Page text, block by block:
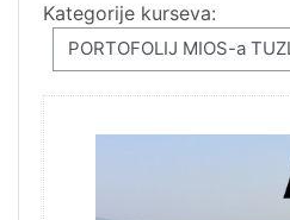
Kategorije kurseva: